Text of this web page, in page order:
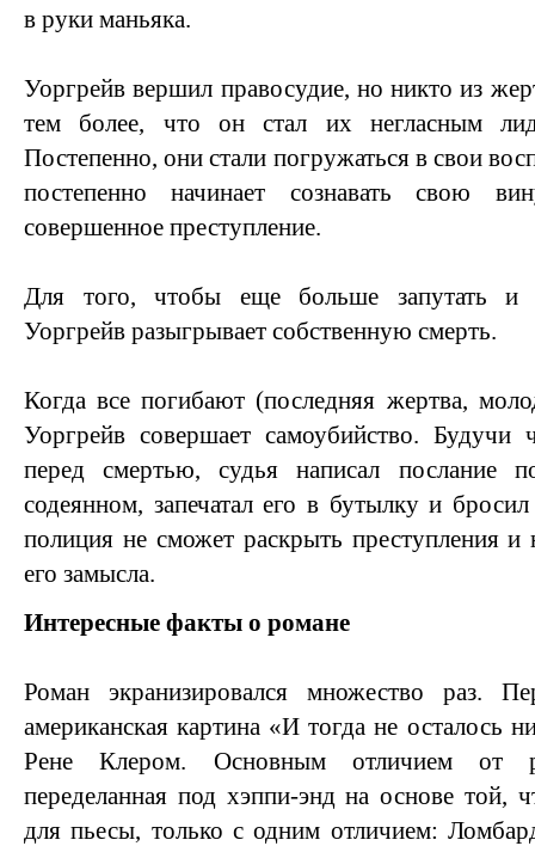
в руки маньяка.
Уоргрейв вершил правосудие, но никто из
тем более, что он стал их негласным
Постепенно, они стали погружаться в свои
постепенно начинает сознавать свою
совершенное преступление.
Для того, чтобы еще больше запутать и
Уоргрейв разыгрывает собственную смерть.
Когда все погибают (последняя жертва,
Уоргрейв совершает самоубийство. Будучи
перед смертью, судья написал послание
содеянном, запечатал его в бутылку и
полиция не сможет раскрыть преступления и
его замысла.
Интересные факты о романе
Роман экранизировался множество раз.
американская картина «И тогда не осталось
Рене Клером. Основным отличием от
переделанная под хэппи-энд на основе той,
для пьесы, только с одним отличием: